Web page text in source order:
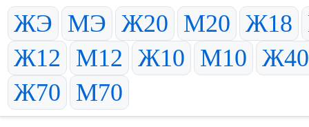
ЖЭ МЭ Ж20 М20 Ж18
Ж12
М12 Ж10 М10 Ж40
Ж70 М70